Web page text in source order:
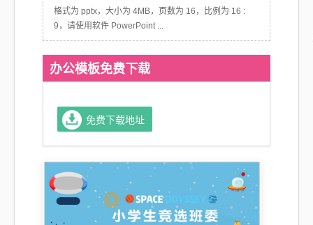
格式为 pptx，大小为 4MB，页数为 16，比例为 16 :
9，请使用软件 PowerPoint ...
办公模板免费下载
免费下载地址